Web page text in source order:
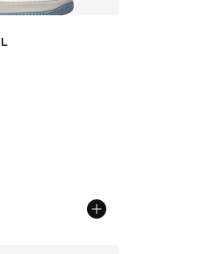
- [5 sur 5 étoiles], 1 commentaires
Le prix est passé de $170.00 à